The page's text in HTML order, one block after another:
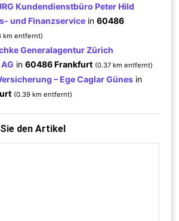
Kundendienstbüro Peter Hild
und Finanzservice in60486
km entfernt)
Generalagentur Zürich
in60486 Frankfurt (0.37 km entfernt)
– Ege Caglar Günes in
(0.39 km entfernt)
den Artikel